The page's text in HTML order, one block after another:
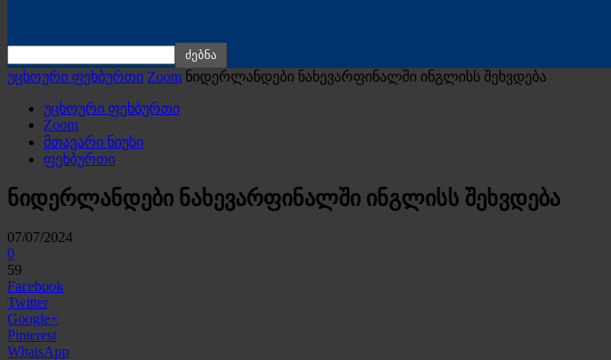
უცხოური ფეხბურთი Zoom ნიდერლანდები ნახევარფინალში ინგლისს შეხვდება
უცხოური ფეხბურთი
Zoom
მთავარი ნიუსი
ფეხბურთი
ნიდერლანდები ნახევარფინალში ინგლისს შეხვდება
07/07/2024
0
59
Facebook
Twitter
Google+
Pinterest
WhatsApp